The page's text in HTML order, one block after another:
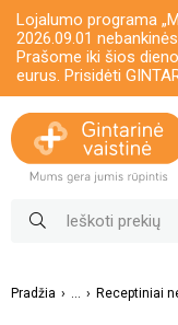
Lojalumo programa
2026.09.01
Prašome iki šios
eurus. Prisidėti
Pradžia ... Receptiniai